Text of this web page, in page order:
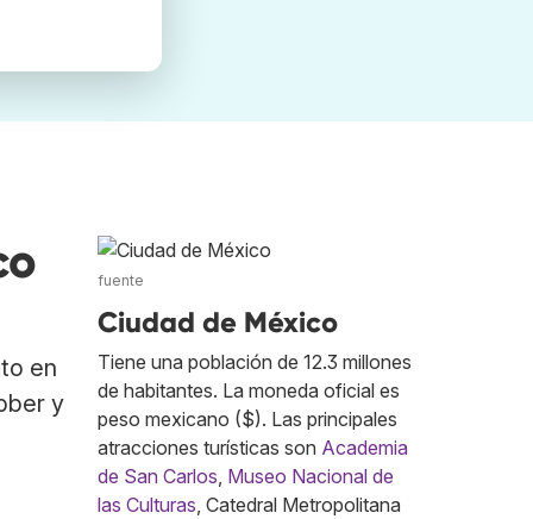
en
y
fuente
Ciudad de México
Tiene una población de 12.3 millones
de habitantes. La moneda oficial es
peso mexicano ($). Las principales
atracciones turísticas son Academia
de San Carlos, Museo Nacional de
las Culturas, Catedral Metropolitana